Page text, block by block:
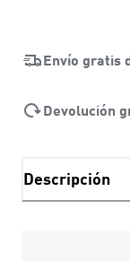
Envío gratis
Devolución
Descripción